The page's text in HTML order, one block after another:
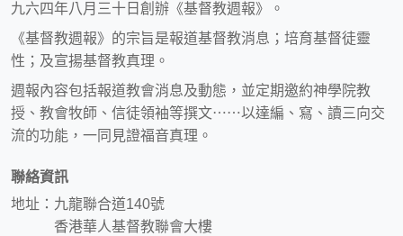
九六四年八月三十日創辦《基督教週報》。
《基督教週報》的宗旨是報道基督教消息；培育基督徒靈
性；及宣揚基督教真理。
週報內容包括報道教會消息及動態，並定期邀約神學院教
授、教會牧師、信徒領袖等撰文⋯⋯以達編、寫、讀三向交
流的功能，一同見證福音真理。
聯絡資訊
地址：九龍聯合道140號
香港華人基督教聯會大樓